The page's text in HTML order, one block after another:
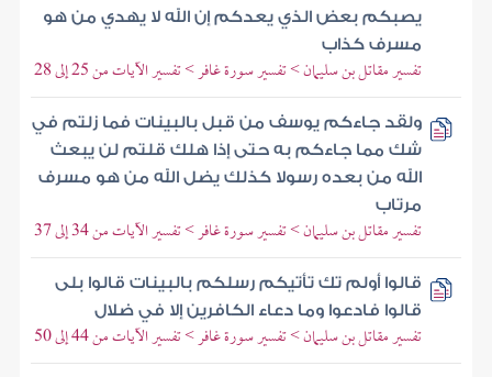
يصبكم بعض الذي يعدكم إن الله لا يهدي من هو
مسرف كذاب
تفسير مقاتل بن سليمان > تفسير سورة غافر > تفسير الآيات من 25 إلى 28
ولقد جاءكم يوسف من قبل بالبينات فما زلتم في
شك مما جاءكم به حتى إذا هلك قلتم لن يبعث
الله من بعده رسولا كذلك يضل الله من هو مسرف
مرتاب
تفسير مقاتل بن سليمان > تفسير سورة غافر > تفسير الآيات من 34 إلى 37
قالوا أولم تك تأتيكم رسلكم بالبينات قالوا بلى
قالوا فادعوا وما دعاء الكافرين إلا في ضلال
تفسير مقاتل بن سليمان > تفسير سورة غافر > تفسير الآيات من 44 إلى 50